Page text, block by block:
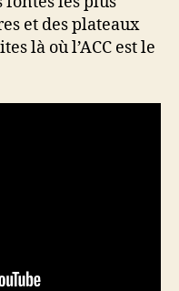
et des plateaux
là où l’ACC est le